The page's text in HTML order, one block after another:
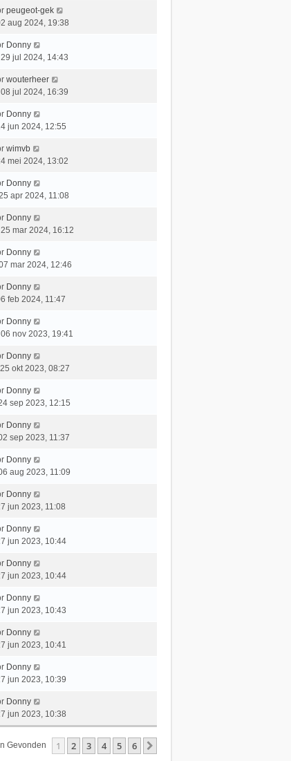
peugeot-gek
aug 2024, 19:38
Donny
jul 2024, 14:43
wouterheer
jul 2024, 16:39
Donny
jun 2024, 12:55
wimvb
mei 2024, 13:02
Donny
apr 2024, 11:08
Donny
mar 2024, 16:12
Donny
mar 2024, 12:46
Donny
feb 2024, 11:47
Donny
nov 2023, 19:41
Donny
okt 2023, 08:27
Donny
sep 2023, 12:15
Donny
sep 2023, 11:37
Donny
aug 2023, 11:09
Donny
jun 2023, 11:08
Donny
jun 2023, 10:44
Donny
jun 2023, 10:44
Donny
jun 2023, 10:43
Donny
jun 2023, 10:41
Donny
jun 2023, 10:39
Donny
jun 2023, 10:38
Gevonden 1 2 3 4 5 6